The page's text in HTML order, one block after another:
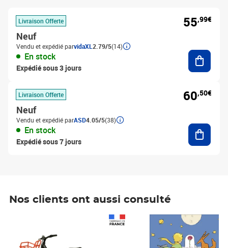
Livraison Offerte
Neuf
Vendu et expédié parvidaXL 2.79/5(14)
En stock
Expédié sous 3 jours
55,99€
Livraison Offerte
Neuf
Vendu et expédié parASD4.05/5(38)
En stock
Expédié sous 7 jours
60,50€
Nos clients ont aussi consulté
Prix 7,50€